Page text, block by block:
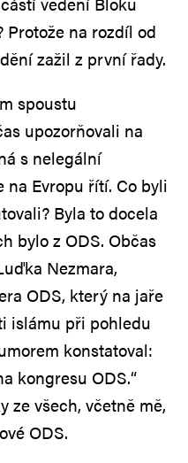
na rozdíl od
zažil z první řady.
spoustu
upozorňovali na
s nelegální
na Evropu řítí. Co byli
Byla to docela
bylo z ODS. Občas
Nezmara,
ODS, který na jaře
islámu při pohledu
konstatoval:
kongresu ODS.“
ze všech, včetně mě,
ODS.